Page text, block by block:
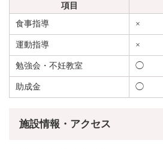
項目
食事指導
×
運動指導 ×
勉強会・不妊教室 ◯
助成金 ◯
施設情報・アクセス